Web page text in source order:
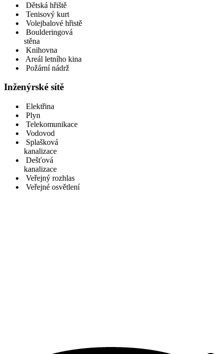
Dětská hřiště
Tenisový kurt
Volejbalové hřistě
Boulderingová
stěna
Knihovna
Areál letního kina
Požární nádrž
Inženýrské sítě
Elektřina
Plyn
Telekomunikace
Vodovod
Splašková
kanalizace
Dešťová
kanalizace
Veřejný rozhlas
Veřejné osvětlení